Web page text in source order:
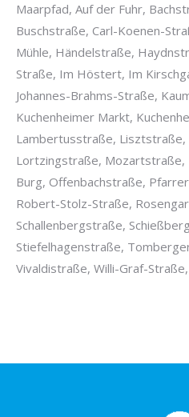
Maarpfad, Auf der Fuhr,
Buschstraße, Carl-Koenen-
Mühle, Händelstraße,
Straße, Im Höstert, Im
Johannes-Brahms-Straße,
Kuchenheimer Markt,
Lambertusstraße, Lisztstraße,
Lortzingstraße, Mozartstraße,
Burg, Offenbachstraße,
Robert-Stolz-Straße,
Schallenbergstraße,
Stiefelhagenstraße,
Vivaldistraße, Willi-Graf-